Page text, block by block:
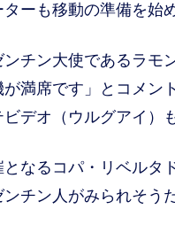
ーも移動の準備を始
チン大使であるラモ
満席です」とコメン
ビデオ（ウルグアイ）
なるコパ・リベルタ
チン人がみられそうだ